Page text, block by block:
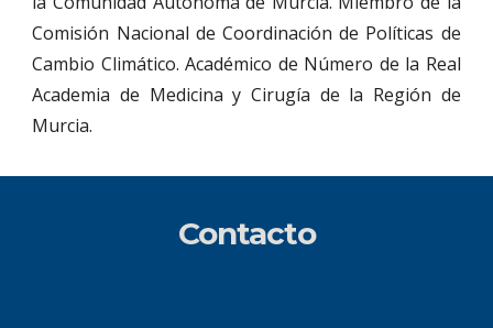
Comisión Nacional de Coordinación de Políticas de
Cambio Climático. Académico de Número de la Real
Academia de Medicina y Cirugía de la Región de
Murcia.
Contacto